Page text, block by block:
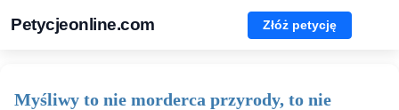
Petycjeonline.com Złóż petycję
Myśliwy to nie morderca przyrody, to nie